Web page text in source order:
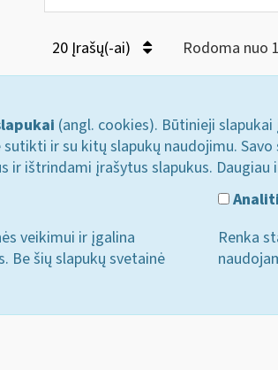
20 Įrašų(-ai) Rodoma nuo
(angl. cookies). Būtinieji
ir su kitų slapukų naudojimu.
ir ištrindami įrašytus slapukus. Daugiau
veikimui ir įgalina
Be šių slapukų svetainė
Renka